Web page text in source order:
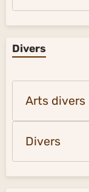
Divers
Arts divers
Divers